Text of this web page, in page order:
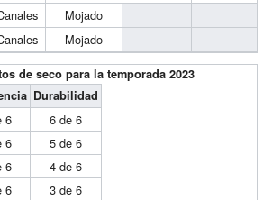
Mojado
Mojado
de seco para la temporada 2023
Durabilidad
6 6 de 6
6 5 de 6
6 4 de 6
6 3 de 6